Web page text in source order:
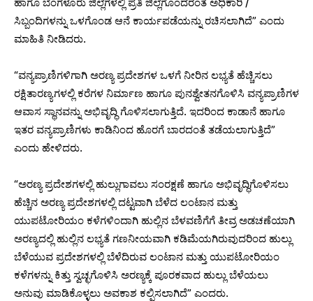
ಹಾಗೂ ಬೆಂಗಳೂರು ಜಿಲ್ಲೆಗಳಲ್ಲಿ ಪ್ರತಿ ಜಿಲ್ಲೆಗೊಂದರಂತೆ ಅಧಿಕಾರಿ /
ಸಿಬ್ಬಂದಿಗಳನ್ನು ಒಳಗೊಂಡ ಆನೆ ಕಾರ್ಯಪಡೆಯನ್ನು ರಚಿಸಲಾಗಿದೆ” ಎಂದು
ಮಾಹಿತಿ ನೀಡಿದರು.
“ವನ್ಯಪ್ರಾಣಿಗಳಿಗಾಗಿ ಅರಣ್ಯ ಪ್ರದೇಶಗಳ ಒಳಗೆ ನೀರಿನ ಲಭ್ಯತೆ ಹೆಚ್ಚಿಸಲು
ರಕ್ಷಿತಾರಣ್ಯಗಳಲ್ಲಿ ಕರೆಗಳ ನಿರ್ಮಾಣ ಹಾಗೂ ಪುನಶ್ವೇತನಗೊಳಿಸಿ ವನ್ಯಪ್ರಾಣಿಗಳ
ಆವಾಸ ಸ್ಥಾನವನ್ನು ಅಭಿವೃದ್ಧಿ ಗೊಳಿಸಲಾಗುತ್ತಿದೆ. ಇದರಿಂದ ಕಾಡಾನೆ ಹಾಗೂ
ಇತರ ವನ್ಯಪ್ರಾಣಿಗಳು ಕಾಡಿನಿಂದ ಹೊರಗೆ ಬಾರದಂತೆ ತಡೆಯಲಾಗುತ್ತಿದೆ”
ಎಂದು ಹೇಳಿದರು.
“ಅರಣ್ಯ ಪ್ರದೇಶಗಳಲ್ಲಿ ಹುಲ್ಲುಗಾವಲು ಸಂರಕ್ಷಣೆ ಹಾಗೂ ಅಭಿವೃದ್ಧಿಗೊಳಿಸಲು
ಹೆಚ್ಚಿನ ಅರಣ್ಯ ಪ್ರದೇಶಗಳಲ್ಲಿ ದಟ್ಟವಾಗಿ ಬೆಳೆದ ಲಂಟಾನ ಮತ್ತು
ಯುಪಟೋರಿಯಂ ಕಳೆಗಳಿಂದಾಗಿ ಹುಲ್ಲಿನ ಬೆಳವಣಿಗೆಗೆ ತೀವ್ರ ಅಡಚಣೆಯಾಗಿ
ಅರಣ್ಯದಲ್ಲಿ ಹುಲ್ಲಿನ ಲಭ್ಯತೆ ಗಣನೀಯವಾಗಿ ಕಡಿಮೆಯಗಿರುವುದರಿಂದ ಹುಲ್ಲು
ಬೆಳೆಯುವ ಪ್ರದೇಶಗಳಲ್ಲಿ ಬೆಳೆದಿರುವ ಲಂಟಾನ ಮತ್ತು ಯುಪಟೋರಿಯಂ
ಕಳೆಗಳನ್ನು ಕಿತ್ತು ಸ್ವಚ್ಛಗೊಳಿಸಿ ಅರಣ್ಯಕ್ಕೆ ಪೂರಕವಾದ ಹುಲ್ಲು ಬೆಳೆಯಲು
ಅನುವು ಮಾಡಿಕೊಳ್ಳಲು ಅವಕಾಶ ಕಲ್ಪಿಸಲಾಗಿದೆ” ಎಂದರು.